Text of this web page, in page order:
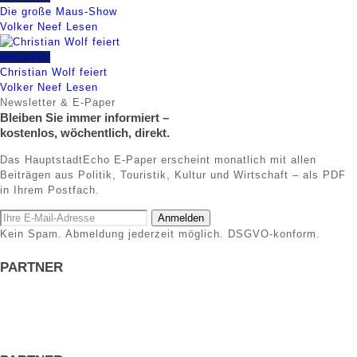
Die große Maus-Show
Volker Neef Lesen
Aktuelles
Christian Wolf feiert
Volker Neef Lesen
Newsletter & E-Paper
Bleiben Sie immer informiert –
kostenlos, wöchentlich, direkt.
Das HauptstadtEcho E-Paper erscheint monatlich mit allen
Beiträgen aus Politik, Touristik, Kultur und Wirtschaft – als PDF
in Ihrem Postfach.
Anmelden
Kein Spam. Abmeldung jederzeit möglich. DSGVO-konform.
PARTNER